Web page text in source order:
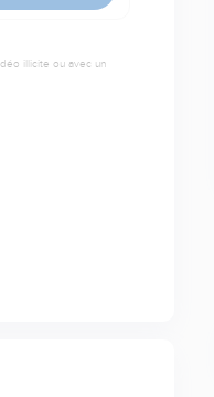
illicite ou avec un